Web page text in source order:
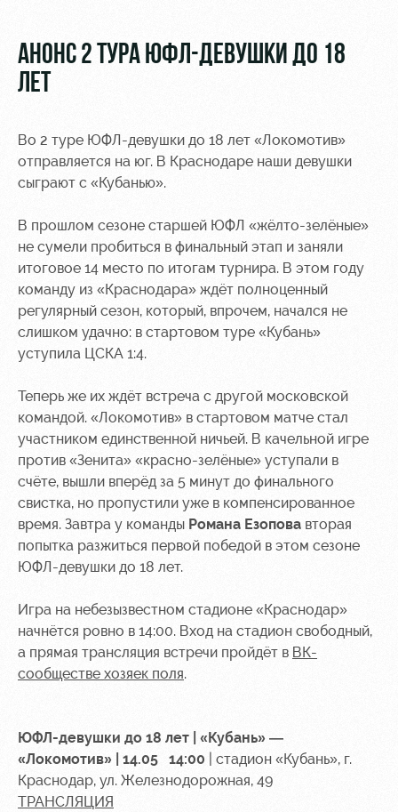
Фото
Места для
Арена
Организация
мероприятий
Аренда
полей
площадей
Ледовый
дворец
Занятия
спортом
Старт
Академия
Как
поступить
Руководство
Контакты
Академии
для
болельщиков
Банковская
карта
«Локомотив»
Парковка
Карта
болельщика
Программа
лояльности
Информация
для
болельщиков
АНОНС 2 ТУРА ЮФЛ-ДЕВУШКИ ДО 18
ЛЕТ
Во 2 туре ЮФЛ-девушки до 18 лет «Локомотив»
отправляется на юг. В Краснодаре наши девушки
сыграют с «Кубанью».
В прошлом сезоне старшей ЮФЛ «жёлто-зелёные»
не сумели пробиться в финальный этап и заняли
итоговое 14 место по итогам турнира. В этом году
команду из «Краснодара» ждёт полноценный
регулярный сезон, который, впрочем, начался не
слишком удачно: в стартовом туре «Кубань»
уступила ЦСКА 1:4.
Теперь же их ждёт встреча с другой московской
командой. «Локомотив» в стартовом матче стал
участником единственной ничьей. В качельной игре
против «Зенита» «красно-зелёные» уступали в
счёте, вышли вперёд за 5 минут до финального
свистка, но пропустили уже в компенсированное
время. Завтра у команды Романа Езопова вторая
попытка разжиться первой победой в этом сезоне
ЮФЛ-девушки до 18 лет.
Игра на небезызвестном стадионе «Краснодар»
начнётся ровно в 14:00. Вход на стадион свободный,
а прямая трансляция встречи пройдёт в ВК-
сообществе хозяек поля.
ЮФЛ-девушки до 18 лет | «Кубань» —
«Локомотив» | 14.05 14:00 | стадион «Кубань», г.
Краснодар, ул. Железнодорожная, 49
ТРАНСЛЯЦИЯ